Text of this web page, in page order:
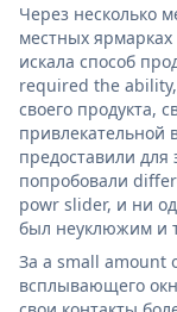
Через несколько
местных
искала способ
required the ability,
своего продукта,
привлекательной
предоставили для
попробовали
powr slider, и ни
был неуклюжим и
За a small amount
всплывающего